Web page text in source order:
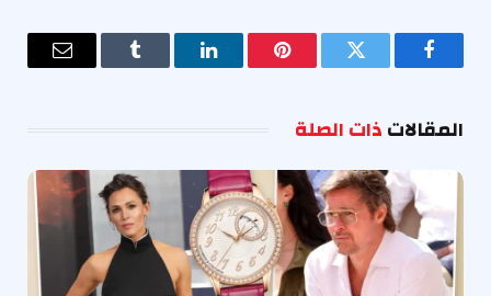
فيسبوك تويتر بينتيريستلينكدإن Tumblr
البريد
المقالاتذات الصلة